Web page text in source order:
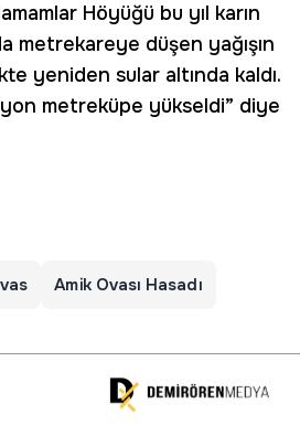
Höyüğü bu yıl karın
metrekareye düşen yağışın
yeniden sular altında kaldı.
metreküpe yükseldi” diye
Amik Ovası Hasadı